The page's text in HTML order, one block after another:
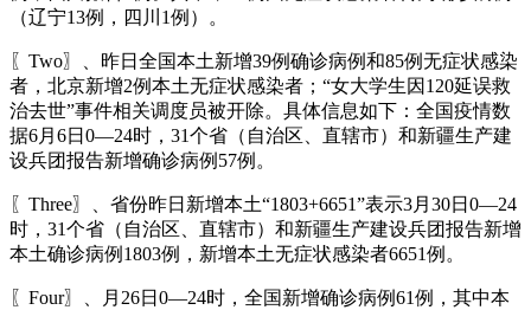
（辽宁13例，四川1例）。
〖Two〗、昨日全国本土新增39例确诊病例和85例无症状感染
者，北京新增2例本土无症状感染者；“女大学生因120延误救
治去世”事件相关调度员被开除。具体信息如下：全国疫情数
据6月6日0—24时，31个省（自治区、直辖市）和新疆生产建
设兵团报告新增确诊病例57例。
〖Three〗、省份昨日新增本土“1803+6651”表示3月30日0—24
时，31个省（自治区、直辖市）和新疆生产建设兵团报告新增
本土确诊病例1803例，新增本土无症状感染者6651例。
〖Four〗、月26日0—24时，全国新增确诊病例61例，其中本